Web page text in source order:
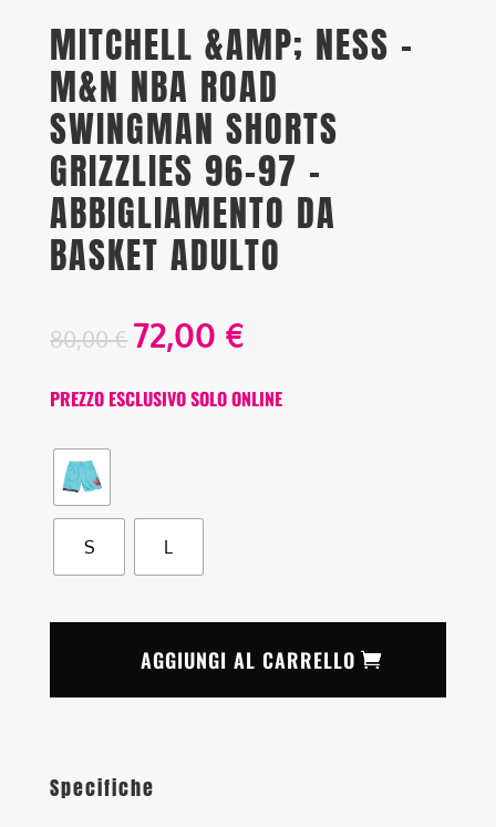
MITCHELL &AMP; NESS –
M&N NBA ROAD
SWINGMAN SHORTS
GRIZZLIES 96-97 –
ABBIGLIAMENTO DA
BASKET ADULTO
80,00€ 72,00 €
PREZZO ESCLUSIVO SOLO ONLINE
S L
AGGIUNGI AL CARRELLO
Specifiche